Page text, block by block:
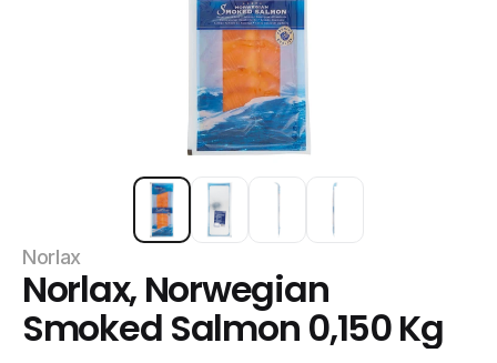
Norlax
Norlax, Norwegian
Smoked Salmon 0,150 Kg